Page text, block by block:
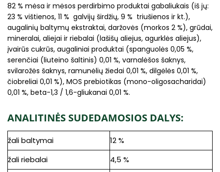
82 % mėsa ir mėsos perdirbimo produktai gabaliukais (iš jų:
23 % vištienos, 11 % galvijų širdžių, 9 % triušienos ir kt.),
augalinių baltymų ekstraktai, daržovės (morkos 2 %), grūdai,
mineralai, aliejai ir riebalai (lašišų aliejus, agurklės aliejus),
įvairūs cukrūs, augaliniai produktai (spanguolės 0,05 %,
serenčiai (liuteino šaltinis) 0,01 %, varnalėšos šaknys,
svilarožės šaknys, ramunėlių žiedai 0,01 %, dilgėlės 0,01 %,
čiobreliai 0,01 %), MOS prebiotikas (mono-oligosacharidai)
0,01 %, beta-1,3 / 1,6-gliukanai 0,01 %.
ANALITINĖS SUDEDAMOSIOS DALYS:
žali baltymai
12 %
žali riebalai
4,5 %